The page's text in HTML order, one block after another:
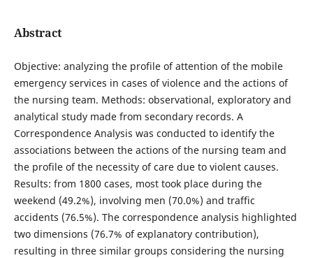
Abstract
Objective: analyzing the profile of attention of the mobile
emergency services in cases of violence and the actions of
the nursing team. Methods: observational, exploratory and
analytical study made from secondary records. A
Correspondence Analysis was conducted to identify the
associations between the actions of the nursing team and
the profile of the necessity of care due to violent causes.
Results: from 1800 cases, most took place during the
weekend (49.2%), involving men (70.0%) and traffic
accidents (76.5%). The correspondence analysis highlighted
two dimensions (76.7% of explanatory contribution),
resulting in three similar groups considering the nursing